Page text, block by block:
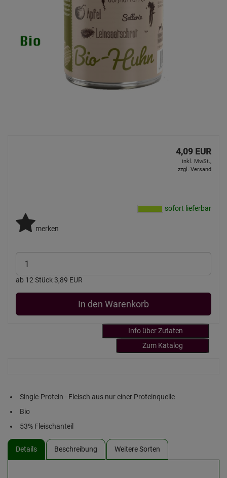
4,09 EUR
inkl. MwSt.,
zzgl. Versand
sofort lieferbar
merken
ab 12 Stück 3,89 EUR
In den Warenkorb
Info über Zutaten
Zum Katalog
Single-Protein - Fleisch aus nur einer Proteinquelle
Bio
53% Fleischanteil
Details Beschreibung Weitere Sorten